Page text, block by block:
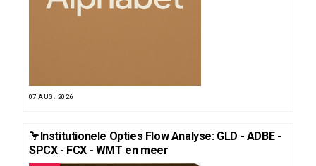
07 AUG. 2026
🦩Institutionele Opties Flow Analyse: GLD - ADBE -
SPCX - FCX - WMT en meer